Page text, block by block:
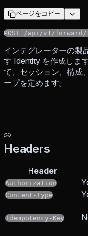
ページをコピー
POST /api/v1/
インテグレーターの製
す Identity を作成しま
て、セッション、構成
ープを定めます。
Headers
Header
Authorization
Content-Type
Idempotency-Key